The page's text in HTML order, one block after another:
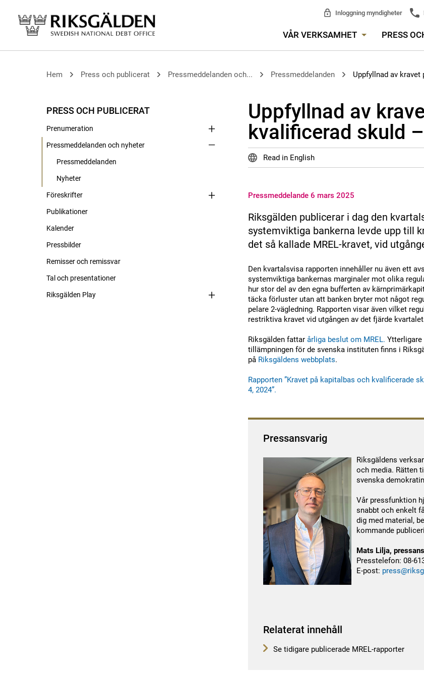
Inloggning myndigheter
VÅR VERKSAMHET PRESS
Hem Press och publicerat Pressmeddelanden och... Pressmeddelanden Uppfyllnad av kravet
PRESS OCH PUBLICERAT
Prenumeration
Pressmeddelanden och nyheter
Pressmeddelanden
Nyheter
Föreskrifter
Publikationer
Kalender
Pressbilder
Remisser och remissvar
Tal och presentationer
Riksgälden Play
Uppfyllnad av
kvalificerad skuld
Read in English
Pressmeddelande 6 mars 2025
Riksgälden publicerar i dag den
systemviktiga bankerna levde upp till
det så kallade MREL-kravet, vid
Den kvartalsvisa rapporten innehåller nu även ett
systemviktiga bankernas marginaler mot olika
hur stor del av den egna bufferten av
täcka förluster utan att banken bryter mot något
pelare 2-vägledning. Rapporten visar även vilket
restriktiva kravet vid utgången av det fjärde
Riksgälden fattar årliga beslut om MREL. Ytterligare
tillämpningen för de svenska instituten finns i
på Riksgäldens webbplats.
Rapporten ”Kravet på kapitalbas och kvalificerade
4, 2024”.
Pressansvarig
Riksgäldens
och media. Rätten
svenska
Vår pressfunktion
snabbt och enkelt
dig med material,
kommande
Mats Lilja,
Presstelefon: 08-
E-post:
Relaterat innehåll
Se tidigare publicerade MREL-rapporter